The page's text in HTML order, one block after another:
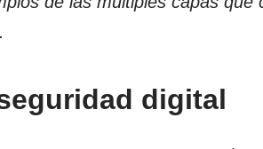
digital